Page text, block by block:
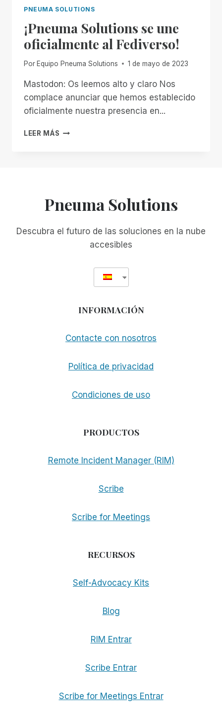
PNEUMA SOLUTIONS
¡Pneuma Solutions se une
oficialmente al Fediverso!
Por Equipo Pneuma Solutions 1 de mayo de 2023
Mastodon: Os leemos alto y claro Nos
complace anunciar que hemos establecido
oficialmente nuestra presencia en...
LEER MÁS ¡PNEUMA
Pneuma Solutions
Descubra el futuro de las soluciones en la nube
accesibles
INFORMACIÓN
Contacte con nosotros
Política de privacidad
Condiciones de uso
PRODUCTOS
Remote Incident Manager (RIM)
Scribe
Scribe for Meetings
RECURSOS
Self-Advocacy Kits
Blog
RIM Entrar
Scribe Entrar
Scribe for Meetings Entrar